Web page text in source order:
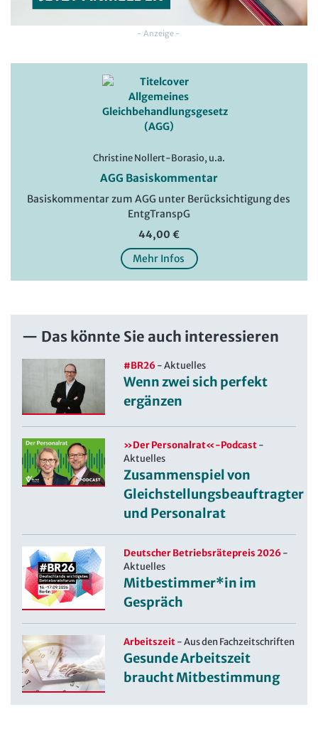
- Anzeige -
Christine Nollert-Borasio, u.a.
AGG Basiskommentar
Basiskommentar zum AGG unter Berücksichtigung des
EntgTranspG
44,00 €
Mehr Infos
Das könnte Sie auch interessieren
#BR26-Aktuelles
Wenn zwei sich perfekt
ergänzen
»Der Personalrat«-Podcast-
Aktuelles
Zusammenspiel von
Gleichstellungsbeauftragter
und Personalrat
Deutscher Betriebsrätepreis 2026-
Aktuelles
Mitbestimmer*in im
Gespräch
Arbeitszeit-Aus den Fachzeitschriften
Gesunde Arbeitszeit
braucht Mitbestimmung